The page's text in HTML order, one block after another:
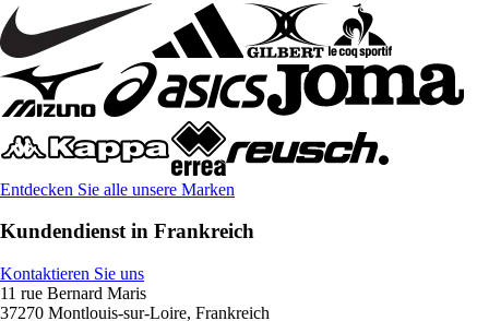
Entdecken Sie alle unsere Marken
Kundendienst in Frankreich
Kontaktieren Sie uns
11 rue Bernard Maris
37270 Montlouis-sur-Loire, Frankreich